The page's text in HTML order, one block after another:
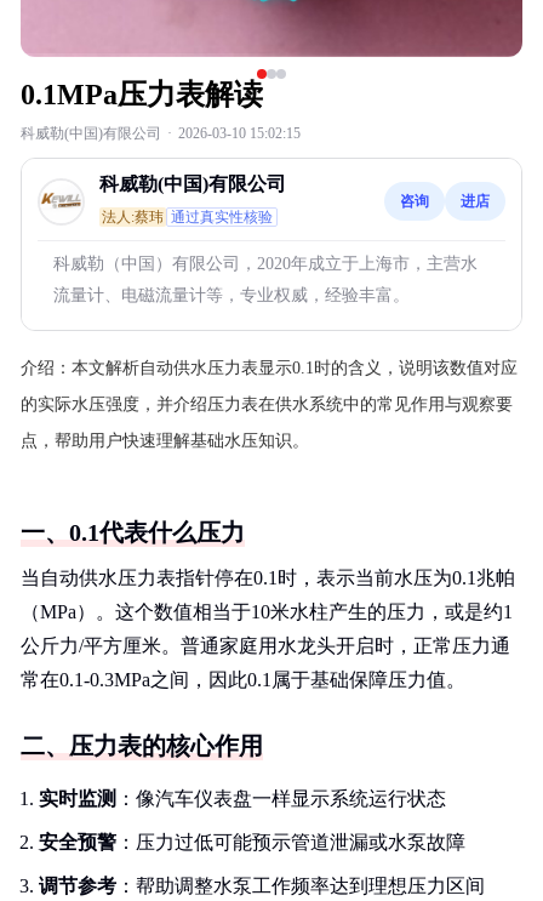
0.1MPa压力表解读
科威勒(中国)有限公司 · 2026-03-10 15:02:15
科威勒(中国)有限公司
法人:蔡玮 通过真实性核验
咨询 进店
科威勒（中国）有限公司，2020年成立于上海市，主营水
流量计、电磁流量计等，专业权威，经验丰富。
介绍： 本文解析自动供水压力表显示0.1时的含义，说明该数值对应
的实际水压强度，并介绍压力表在供水系统中的常见作用与观察要
点，帮助用户快速理解基础水压知识。
一、0.1代表什么压力
当自动供水压力表指针停在0.1时，表示当前水压为0.1兆帕
（MPa）。这个数值相当于10米水柱产生的压力，或是约1
公斤力/平方厘米。普通家庭用水龙头开启时，正常压力通
常在0.1-0.3MPa之间，因此0.1属于基础保障压力值。
二、压力表的核心作用
实时监测 ：像汽车仪表盘一样显示系统运行状态
安全预警 ：压力过低可能预示管道泄漏或水泵故障
调节参考 ：帮助调整水泵工作频率达到理想压力区间